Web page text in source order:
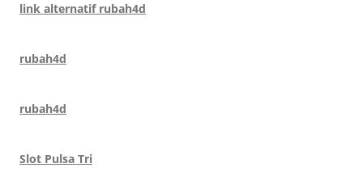
link alternatif rubah4d
rubah4d
rubah4d
Slot Pulsa Tri